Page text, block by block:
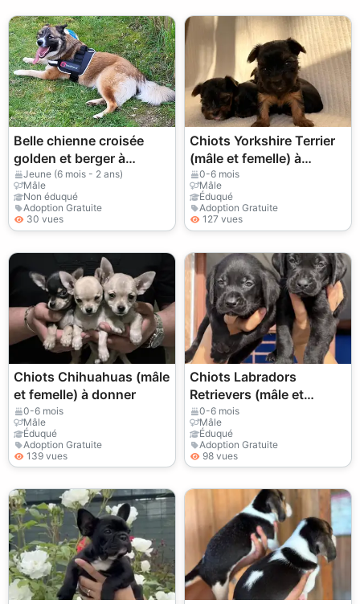
Belle chienne croisée
golden et berger à
donner
Jeune (6 mois - 2 ans)
Mâle
Non éduqué
Adoption Gratuite
30 vues
Chiots Yorkshire Terrier
(mâle et femelle) à
donner
0-6 mois
Mâle
Éduqué
Adoption Gratuite
127 vues
Chiots Chihuahuas (mâle
et femelle) à donner
0-6 mois
Mâle
Éduqué
Adoption Gratuite
139 vues
Chiots Labradors
Retrievers (mâle et
femelle) à donner
0-6 mois
Mâle
Éduqué
Adoption Gratuite
98 vues